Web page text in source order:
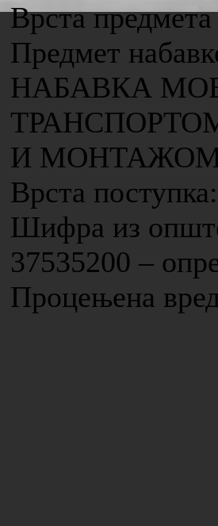
Врста предмета
Предмет
НАБАВКА
И
Врста
Шифра из
37535200 –
Процењена